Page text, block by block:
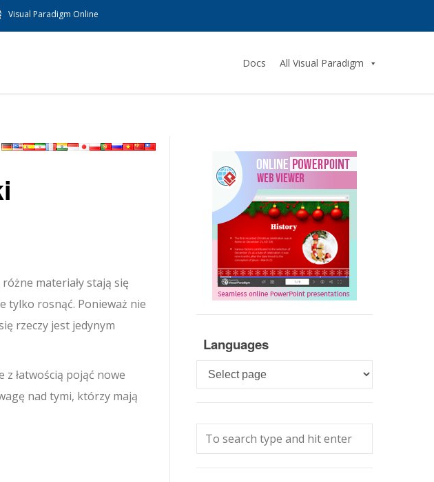
Visual Paradigm Online
Docs All Visual Paradigm
materiały stają się
tylko rosnąć. Ponieważ nie
rzeczy jest jedynym
łatwością pojąć nowe
nad tymi, którzy mają
Languages
Languages